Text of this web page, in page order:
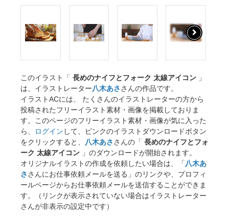
このイラスト「 長めのナイフとフォーク 太線アイコン 」
は、イラストレーター八木あささんの作品です。
イラストACには、 たくさんのイラストレーターの方から
投稿されたフリーイラスト素材・画像を掲載しておりま
す。このページのフリーイラスト素材・画像が気に入った
ら、
ログイン して、ピンクのイラストダウンロードボタン
をクリックすると、
八木あささんの「 長めのナイフとフォ
ーク 太線アイコン 」のダウンロードが開始されます。
オリジナルイラストの作成を依頼したい場合は、「 八木あ
ささんにお仕事依頼メールを送る」のリンクや、プロフィ
ールページからお仕事依頼メールを送信することができま
す。（リンクが表示されていない場合はイラストレーター
さんが非表示の設定中です）